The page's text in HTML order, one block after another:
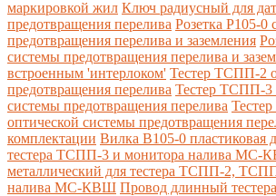
маркировкой жил Ключ радиусный для
предотвращения перелива Розетка Р105-0
предотвращения перелива и заземления
системы предотвращения перелива и
встроенным 'интерлоком' Тестер ТСПП-2
предотвращения перелива Тестер ТСПП-3
системы предотвращения перелива
оптической системы предотвращения
комплектации Вилка В105-0 пластиковая
тестера ТСПП-3 и монитора налива МС-
металлический для тестера ТСПП-2,
налива МС-КВШ Провод длинный